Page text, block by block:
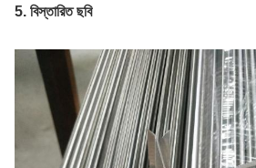
5. বিস্তারিত ছবি